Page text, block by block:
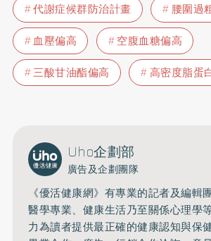
代謝症候群防治計畫
腰圍過
血壓偏高
空腹血糖偏高
三酸甘油酯偏高
高密度脂蛋
Uho企劃部
廣告及企劃團隊
《優活健康網》有專業的記者及編輯
醫學專業、健康生活乃至關係心理學
力為讀者提供最正確的健康認知與保